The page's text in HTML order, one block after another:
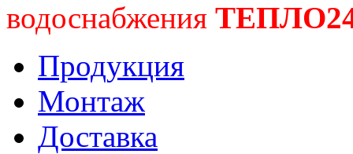
водоснабжения
Продукция
Монтаж
Доставка